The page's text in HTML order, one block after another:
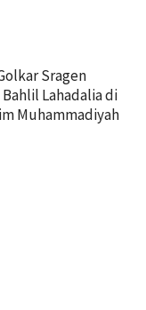
Sragen
Lahadalia di
Muhammadiyah